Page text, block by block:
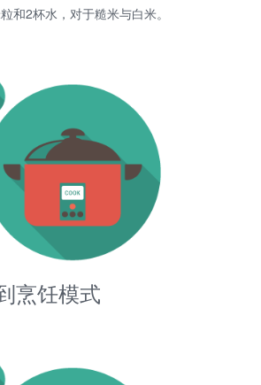
和2杯水，对于糙米与白米。
烹饪模式